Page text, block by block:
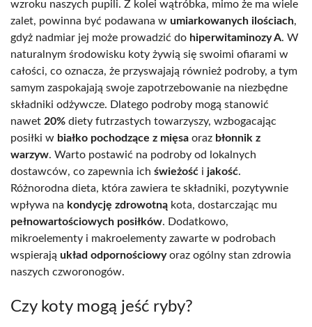
wzroku naszych pupili. Z kolei wątróbka, mimo że ma wiele
zalet, powinna być podawana w umiarkowanych ilościach,
gdyż nadmiar jej może prowadzić do hiperwitaminozy A. W
naturalnym środowisku koty żywią się swoimi ofiarami w
całości, co oznacza, że przyswajają również podroby, a tym
samym zaspokajają swoje zapotrzebowanie na niezbędne
składniki odżywcze. Dlatego podroby mogą stanowić
nawet 20% diety futrzastych towarzyszy, wzbogacając
posiłki w białko pochodzące z mięsa oraz błonnik z
warzyw. Warto postawić na podroby od lokalnych
dostawców, co zapewnia ich świeżość i jakość.
Różnorodna dieta, która zawiera te składniki, pozytywnie
wpływa na kondycję zdrowotną kota, dostarczając mu
pełnowartościowych posiłków. Dodatkowo,
mikroelementy i makroelementy zawarte w podrobach
wspierają układ odpornościowyoraz ogólny stan zdrowia
naszych czworonogów.
Czy koty mogą jeść ryby?